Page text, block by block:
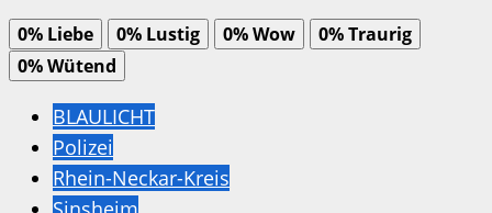
0% Liebe 0% Lustig 0%Wow 0%Traurig
0%Wütend
BLAULICHT
Polizei
Rhein-Neckar-Kreis